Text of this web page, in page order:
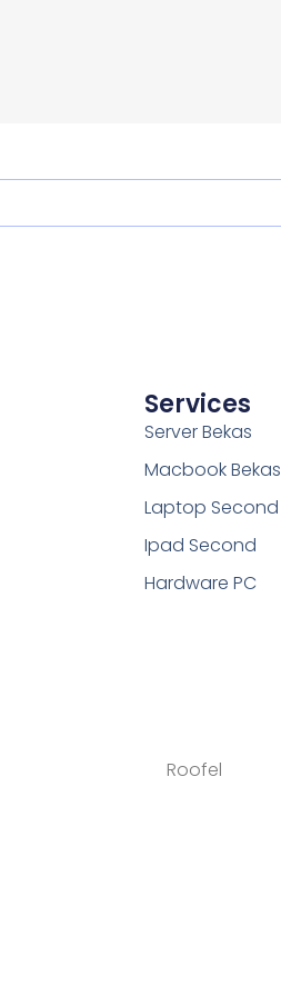
Services
Server Bekas
Macbook Bekas
Laptop Second
Ipad Second
Hardware PC
Roofel